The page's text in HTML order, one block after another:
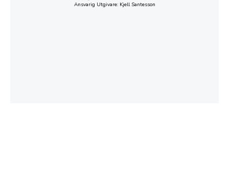
Ansvarig Utgivare: Kjell Santesson